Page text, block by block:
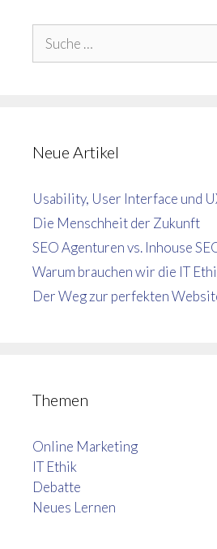
nach:
Neue Artikel
Usability, User Interface und
Die Menschheit der Zukunft
SEO Agenturen vs. Inhouse
Warum brauchen wir die IT
Der Weg zur perfekten
Themen
Online Marketing
IT Ethik
Debatte
Neues Lernen